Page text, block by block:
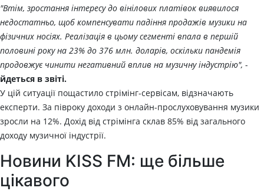
"Втім, зростання інтересу до вінілових платівок виявилося
недостатньо, щоб компенсувати падіння продажів музики на
фізичних носіях. Реалізація в цьому сегменті впала в першій
половині року на 23% до 376 млн. доларів, оскільки пандемія
продовжує чинити негативний вплив на музичну індустрію", -
йдеться в звіті.
У цій ситуації пощастило стрімінг-сервісам, відзначають
експерти. За півроку доходи з онлайн-прослуховування музики
зросли на 12%. Дохід від стрімінга склав 85% від загального
доходу музичної індустрії.
Новини KISS FM: ще більше
цікавого